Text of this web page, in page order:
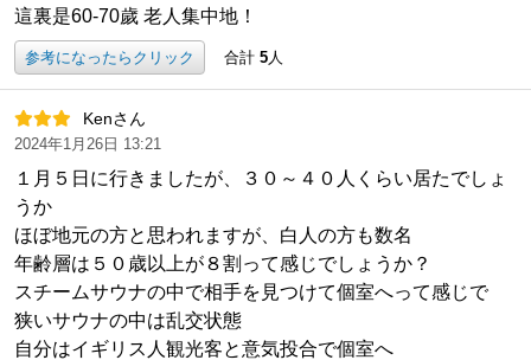
這裏是60-70歲 老人集中地！
参考になったらクリック 合計 5人
Kenさん
2024年1月26日 13:21
１月５日に行きましたが、３０～４０人くらい居たでしょ
うか
ほぼ地元の方と思われますが、白人の方も数名
年齢層は５０歳以上が８割って感じでしょうか？
スチームサウナの中で相手を見つけて個室へって感じで
狭いサウナの中は乱交状態
自分はイギリス人観光客と意気投合で個室へ